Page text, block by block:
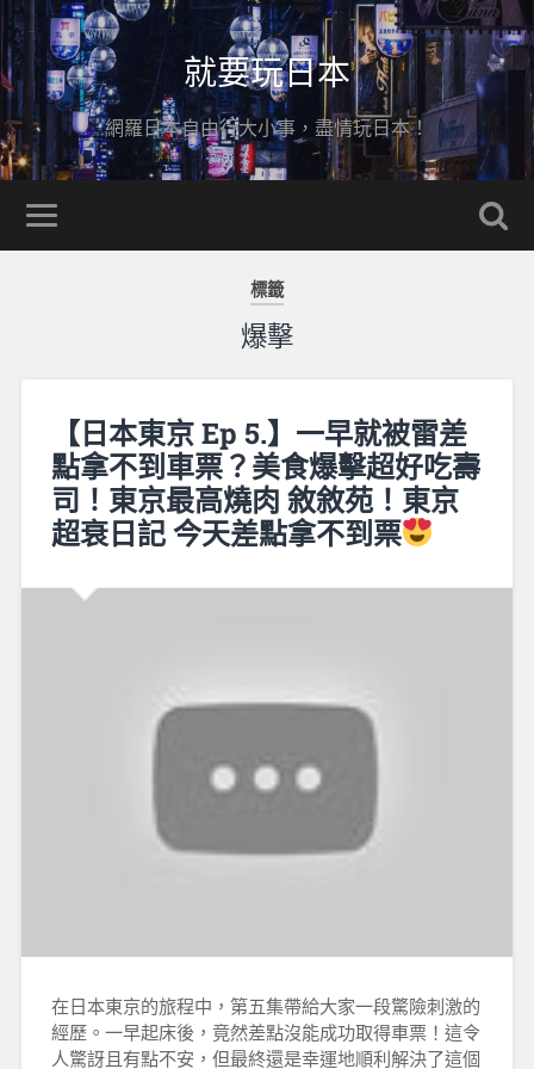
就要玩日本
網羅日本自由行大小事，盡情玩日本！
標籤
爆擊
【日本東京 Ep 5.】一早就被雷差
點拿不到車票？美食爆擊超好吃壽
司！東京最高燒肉 敘敘苑！東京
超衰日記 今天差點拿不到票
在日本東京的旅程中，第五集帶給大家一段驚險刺激的
經歷。一早起床後，竟然差點沒能成功取得車票！這令
人驚訝且有點不安，但最終還是幸運地順利解決了這個